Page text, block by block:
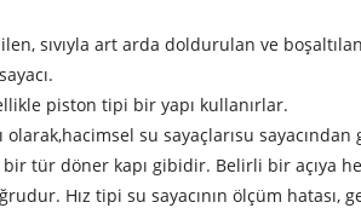
sıvıyla art arda doldurulan ve
piston tipi bir yapı kullanırlar.
olarak,hacimsel su sayaçlarısu
tür döner kapı gibidir. Belirli bir açıya
Hız tipi su sayacının ölçüm hatası,